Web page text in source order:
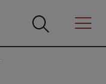
Öppna
Öppna
Menyn